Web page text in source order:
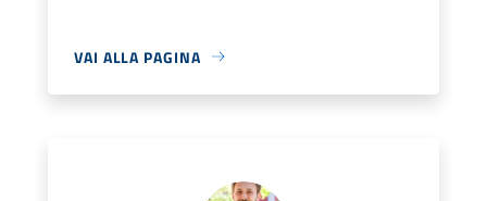
VAI ALLA PAGINA